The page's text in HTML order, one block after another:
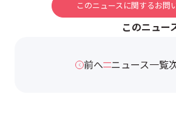
このニュースに関するお問
このニュー
前へ ニュース一覧